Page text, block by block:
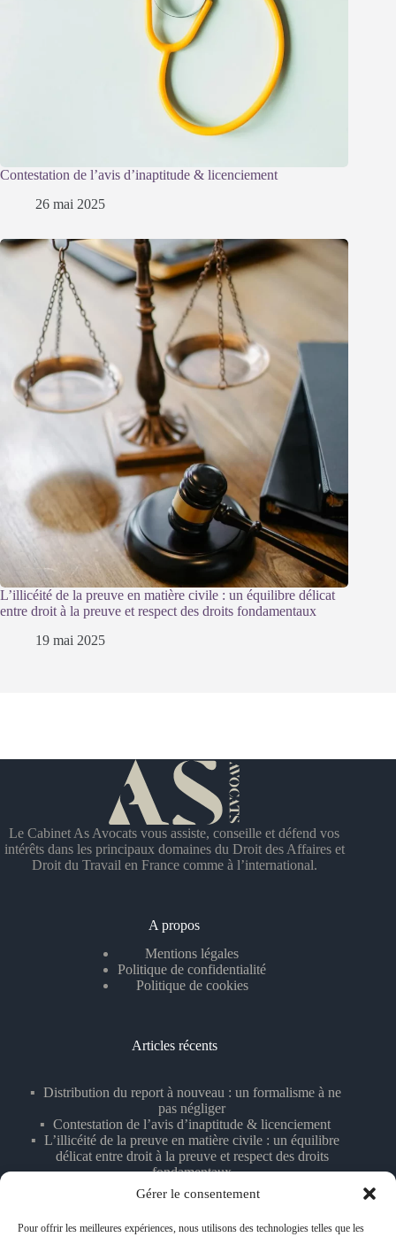
Gérer le consentement
Pour offrir les meilleures expériences, nous utilisons des technologies telles que les
Contestation de l’avis d’inaptitude & licenciement
26 mai 2025
L’illicéité de la preuve en matière civile : un équilibre délicat
entre droit à la preuve et respect des droits fondamentaux
19 mai 2025
Le Cabinet As Avocats vous assiste, conseille et défend vos
intérêts dans les principaux domaines du Droit des Affaires et
Droit du Travail en France comme à l’international.
A propos
Mentions légales
Politique de confidentialité
Politique de cookies
Articles récents
Distribution du report à nouveau : un formalisme à ne
pas négliger
Contestation de l’avis d’inaptitude & licenciement
L’illicéité de la preuve en matière civile : un équilibre
délicat entre droit à la preuve et respect des droits
fondamentaux
Licenciement fondé sur des témoignages anonymisés